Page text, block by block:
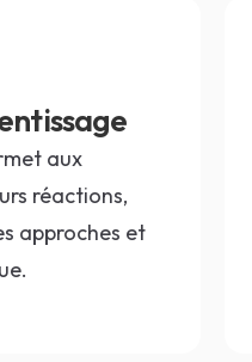
aux
réactions,
approches et